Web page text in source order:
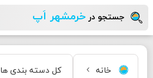
جستجو در خرمشهر اَپ
خانه کل دسته بندی ها